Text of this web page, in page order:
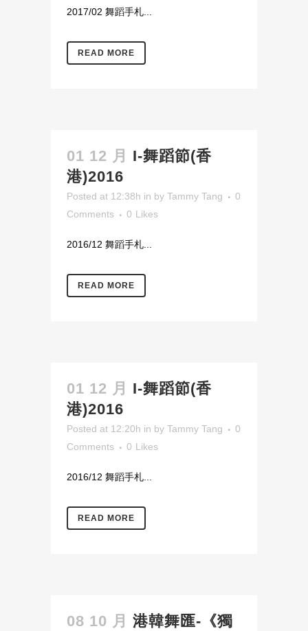
2017/02 舞蹈手札...
READ MORE
01 12 月 I-舞蹈節(香
港)2016
Posted at 12:38h in by Tammy Tang
0
Comments
0 Likes
2016/12 舞蹈手札...
READ MORE
01 12 月 I-舞蹈節(香
港)2016
Posted at 12:20h in by Tammy Tang
0
Comments
0 Likes
2016/12 舞蹈手札...
READ MORE
08 10 月 港韓舞匯-《獨